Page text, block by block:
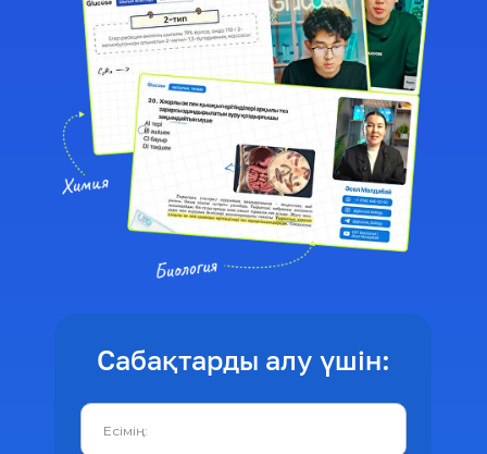
Сабақтарды алу үшін: